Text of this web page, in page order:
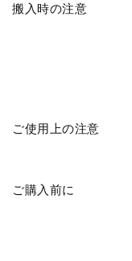
搬入時の注意
ご使用上の注意
ご購入前に